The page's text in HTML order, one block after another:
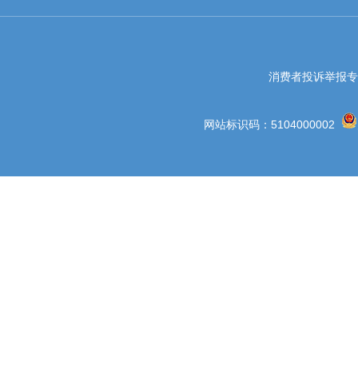
消费者投诉举报
网站标识码：5104000002